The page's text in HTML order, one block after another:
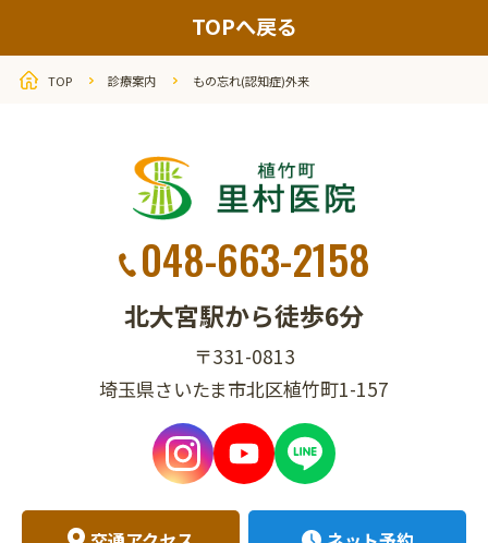
TOPへ戻る
TOP 診療案内 もの忘れ(認知症)外来
048-663-2158
北大宮駅から徒歩6分
〒331-0813
埼玉県さいたま市北区植竹町1-157